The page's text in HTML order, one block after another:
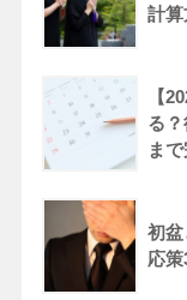
計算
【
る
ま
初
応